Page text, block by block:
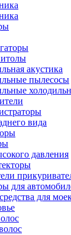
акустика
пылесосы
вида
давления
для
для